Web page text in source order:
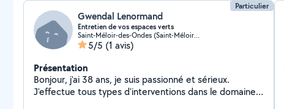
Particulier
Gwendal Lenormand
Entretien de vos espaces verts
Saint-Méloir-des-Ondes (Saint-Méloir-des-Ondes)
5/5 (1 avis)
Présentation
Bonjour, j'ai 38 ans, je suis passionné et sérieux.
J'effectue tous types d'interventions dans le domaine